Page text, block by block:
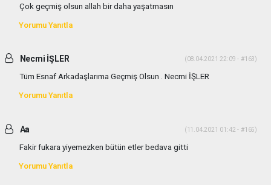
Çok geçmiş olsun allah bir daha yaşatmasın
Yorumu Yanıtla
Necmi İŞLER (08.04.2021 22:09 - #163)
Tüm Esnaf Arkadaşlarıma Geçmiş Olsun . Necmi İŞLER
Yorumu Yanıtla
Aa (11.04.2021 01:42 - #165)
Fakir fukara yiyemezken bütün etler bedava gitti
Yorumu Yanıtla